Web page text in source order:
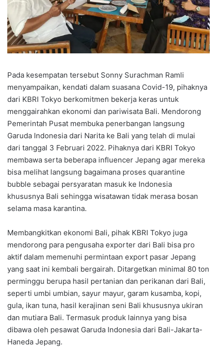
Pada kesempatan tersebut Sonny Surachman Ramli
menyampaikan, kendati dalam suasana Covid-19, pihaknya
dari KBRI Tokyo berkomitmen bekerja keras untuk
menggairahkan ekonomi dan pariwisata Bali. Mendorong
Pemerintah Pusat membuka penerbangan langsung
Garuda Indonesia dari Narita ke Bali yang telah di mulai
dari tanggal 3 Februari 2022. Pihaknya dari KBRI Tokyo
membawa serta beberapa influencer Jepang agar mereka
bisa melihat langsung bagaimana proses quarantine
bubble sebagai persyaratan masuk ke Indonesia
khususnya Bali sehingga wisatawan tidak merasa bosan
selama masa karantina.
Membangkitkan ekonomi Bali, pihak KBRI Tokyo juga
mendorong para pengusaha exporter dari Bali bisa pro
aktif dalam memenuhi permintaan export pasar Jepang
yang saat ini kembali bergairah. Ditargetkan minimal 80 ton
perminggu berupa hasil pertanian dan perikanan dari Bali,
seperti umbi umbian, sayur mayur, garam kusamba, kopi,
gula, ikan tuna, hasil kerajinan seni Bali khususnya ukiran
dan mutiara Bali. Termasuk produk lainnya yang bisa
dibawa oleh pesawat Garuda Indonesia dari Bali-Jakarta-
Haneda Jepang.